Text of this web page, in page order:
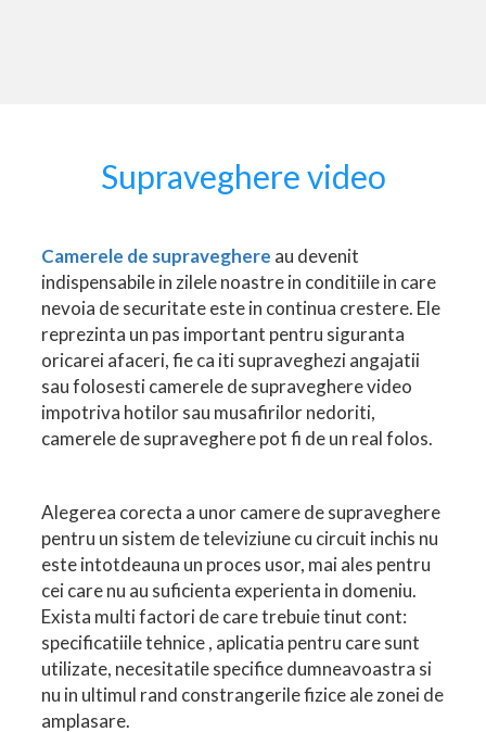
Supraveghere video
Camerele de supraveghere au devenit
indispensabile in zilele noastre in conditiile in care
nevoia de securitate este in continua crestere. Ele
reprezinta un pas important pentru siguranta
oricarei afaceri, fie ca iti supraveghezi angajatii
sau folosesti camerele de supraveghere video
impotriva hotilor sau musafirilor nedoriti,
camerele de supraveghere pot fi de un real folos.
Alegerea corecta a unor camere de supraveghere
pentru un sistem de televiziune cu circuit inchis nu
este intotdeauna un proces usor, mai ales pentru
cei care nu au suficienta experienta in domeniu.
Exista multi factori de care trebuie tinut cont:
specificatiile tehnice , aplicatia pentru care sunt
utilizate, necesitatile specifice dumneavoastra si
nu in ultimul rand constrangerile fizice ale zonei de
amplasare.